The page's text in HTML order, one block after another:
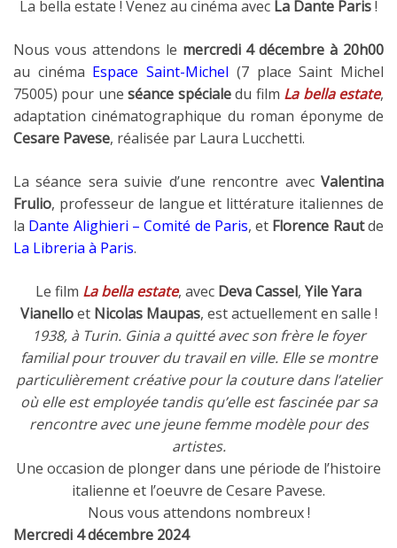
La bella estate ! Venez au cinéma avec La Dante Paris!
Nous vous attendons le mercredi 4 décembre à 20h00
au cinéma Espace Saint-Michel (7 place Saint Michel
75005) pour uneséance spécialedu film La bella estate,
adaptation cinématographique du roman éponyme de
Cesare Pavese, réalisée par Laura Lucchetti.
La séance sera suivie d’une rencontre avec Valentina
Frulio, professeur de langue et littérature italiennes de
la Dante Alighieri – Comité de Paris, et Florence Rautde
La Libreria à Paris.
Le film La bella estate, avec Deva Cassel, Yile Yara
Vianelloet Nicolas Maupas, est actuellement en salle !
1938, à Turin. Ginia a quitté avec son frère le foyer
familial pour trouver du travail en ville. Elle se montre
particulièrement créative pour la couture dans l’atelier
où elle est employée tandis qu’elle est fascinée par sa
rencontre avec une jeune femme modèle pour des
artistes.
Une occasion de plonger dans une période de l’histoire
italienne et l’oeuvre de Cesare Pavese.
Nous vous attendons nombreux !
Mercredi 4 décembre 2024